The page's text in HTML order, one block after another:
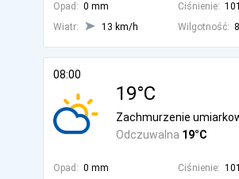
Opad: 0 mm Ciśnienie:
Wiatr:
13 km/h Wilgotność:
08:00
19°C
Odczuwalna 19°C
Zachmurzenie
Opad: 0 mm Ciśnienie: